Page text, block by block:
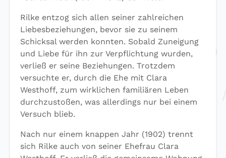
Rilke entzog sich allen seiner zahlreichen
Liebesbeziehungen, bevor sie zu seinem
Schicksal werden konnten. Sobald Zuneigung
und Liebe für ihn zur Verpflichtung wurden,
verließ er seine Beziehungen. Trotzdem
versuchte er, durch die Ehe mit Clara
Westhoff, zum wirklichen familiären Leben
durchzustoßen, was allerdings nur bei einem
Versuch blieb.
Nach nur einem knappen Jahr (1902) trennt
sich Rilke auch von seiner Ehefrau Clara